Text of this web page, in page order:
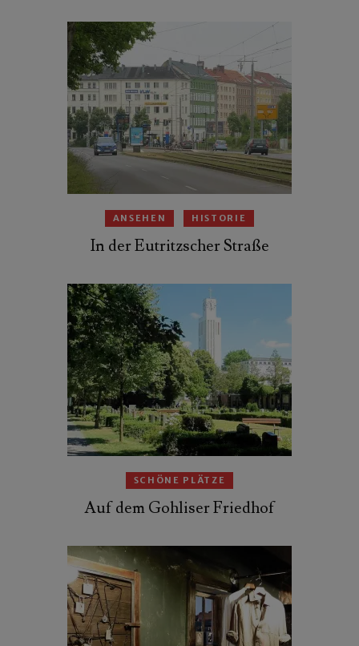
ANSEHEN HISTORIE
In der Eutritzscher Straße
SCHÖNE PLÄTZE
Auf dem Gohliser Friedhof